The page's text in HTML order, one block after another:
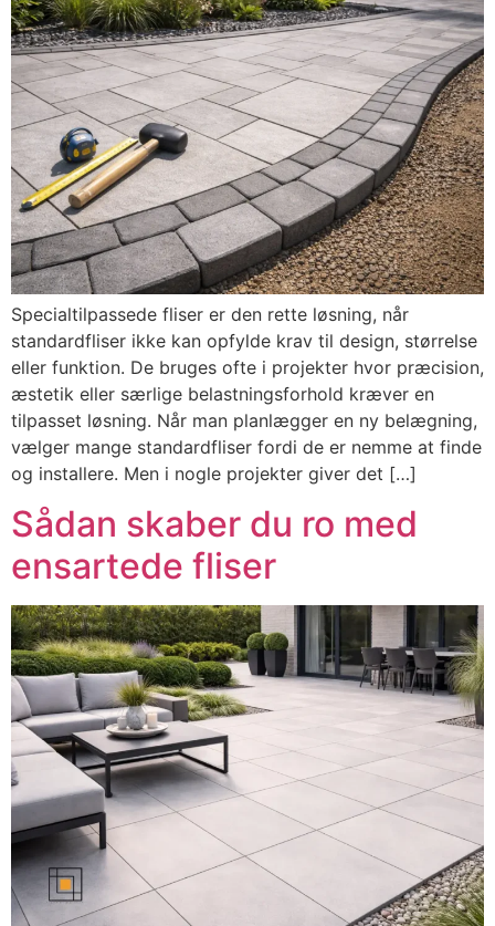
Specialtilpassede fliser er den rette løsning, når
standardfliser ikke kan opfylde krav til design, størrelse
eller funktion. De bruges ofte i projekter hvor præcision,
æstetik eller særlige belastningsforhold kræver en
tilpasset løsning. Når man planlægger en ny belægning,
vælger mange standardfliser fordi de er nemme at finde
og installere. Men i nogle projekter giver det […]
Sådan skaber du ro med
ensartede fliser